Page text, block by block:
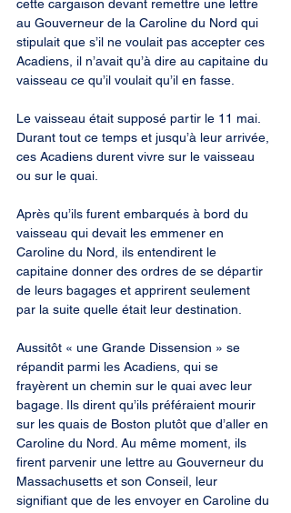
cette cargaison devant remettre une lettre
au Gouverneur de la Caroline du Nord qui
stipulait que s’il ne voulait pas accepter ces
Acadiens, il n’avait qu’à dire au capitaine du
vaisseau ce qu’il voulait qu’il en fasse.
Le vaisseau était supposé partir le 11 mai.
Durant tout ce temps et jusqu’à leur arrivée,
ces Acadiens durent vivre sur le vaisseau
ou sur le quai.
Après qu’ils furent embarqués à bord du
vaisseau qui devait les emmener en
Caroline du Nord, ils entendirent le
capitaine donner des ordres de se départir
de leurs bagages et apprirent seulement
par la suite quelle était leur destination.
Aussitôt « une Grande Dissension » se
répandit parmi les Acadiens, qui se
frayèrent un chemin sur le quai avec leur
bagage. Ils dirent qu’ils préféraient mourir
sur les quais de Boston plutôt que d’aller en
Caroline du Nord. Au même moment, ils
firent parvenir une lettre au Gouverneur du
Massachusetts et son Conseil, leur
signifiant que de les envoyer en Caroline du